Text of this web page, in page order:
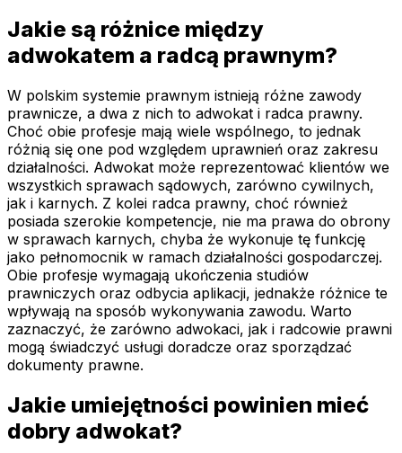
Jakie są różnice między
adwokatem a radcą prawnym?
W polskim systemie prawnym istnieją różne zawody
prawnicze, a dwa z nich to adwokat i radca prawny.
Choć obie profesje mają wiele wspólnego, to jednak
różnią się one pod względem uprawnień oraz zakresu
działalności. Adwokat może reprezentować klientów we
wszystkich sprawach sądowych, zarówno cywilnych,
jak i karnych. Z kolei radca prawny, choć również
posiada szerokie kompetencje, nie ma prawa do obrony
w sprawach karnych, chyba że wykonuje tę funkcję
jako pełnomocnik w ramach działalności gospodarczej.
Obie profesje wymagają ukończenia studiów
prawniczych oraz odbycia aplikacji, jednakże różnice te
wpływają na sposób wykonywania zawodu. Warto
zaznaczyć, że zarówno adwokaci, jak i radcowie prawni
mogą świadczyć usługi doradcze oraz sporządzać
dokumenty prawne.
Jakie umiejętności powinien mieć
dobry adwokat?